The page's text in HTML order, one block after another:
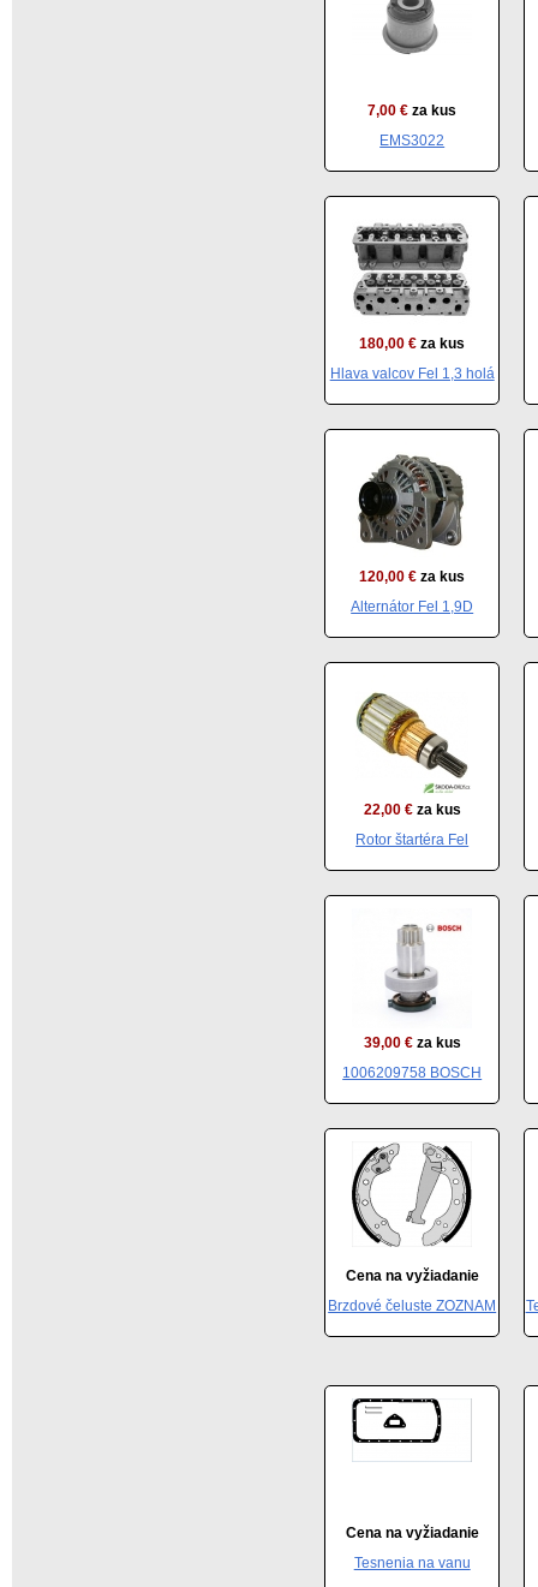
7,00 € za kus
EMS3022
180,00 € za kus
Hlava valcov Fel 1,3 holá
120,00 € za kus
Alternátor Fel 1,9D
22,00 € za kus
Rotor štartéra Fel
39,00 € za kus
1006209758 BOSCH
Cena na vyžiadanie
Brzdové čeluste ZOZNAM
Cena na vyžiadanie
Tesnenia na vanu